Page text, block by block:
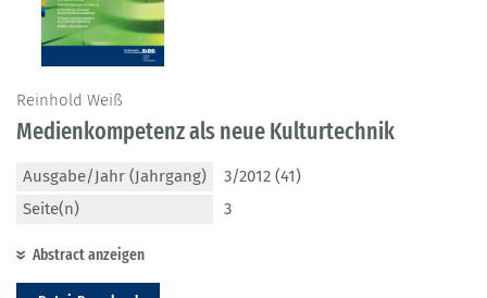
Reinhold Weiß
Medienkompetenz als neue Kulturtechnik
Ausgabe/Jahr (Jahrgang)
3/2012 (41)
Seite(n)
3
Abstract anzeigen